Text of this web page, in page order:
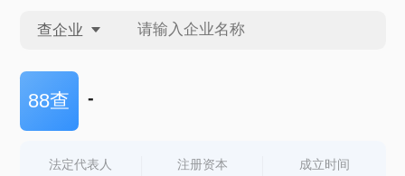
查企业
查企业
88查 -
法定代表人 注册资本 成立时间